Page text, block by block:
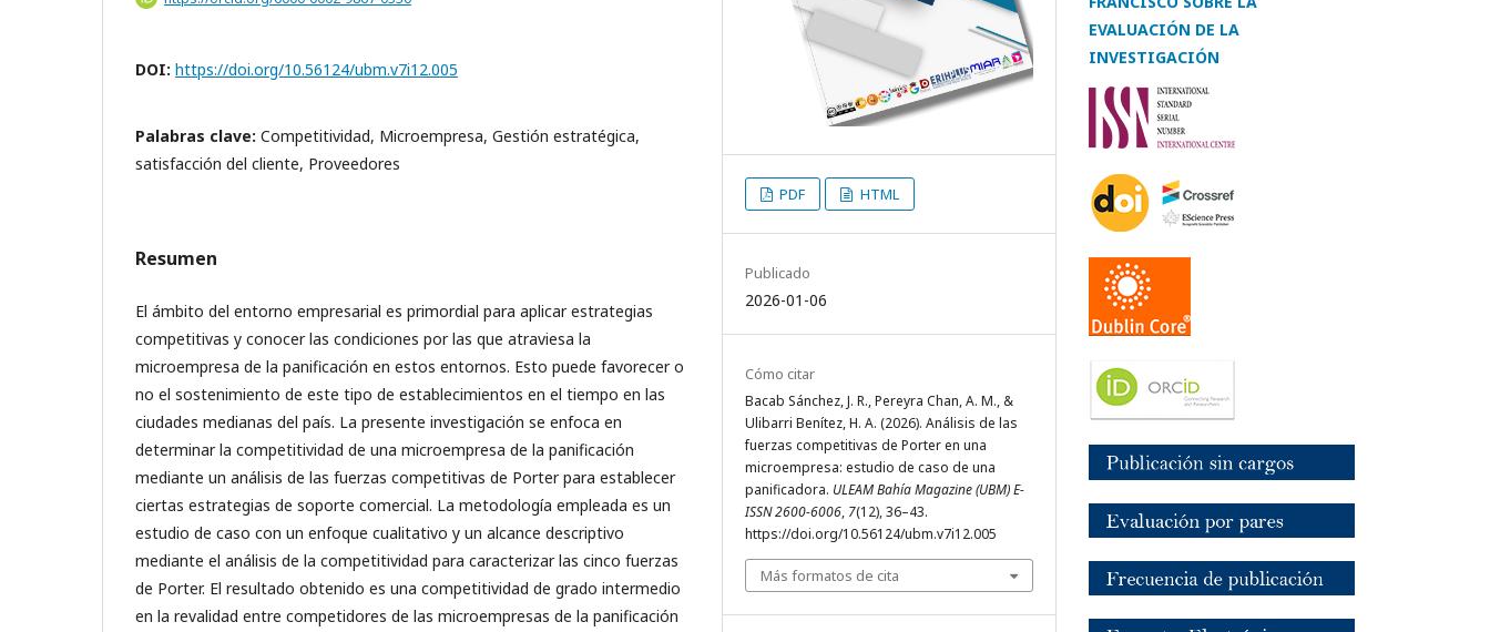
DOI: https://doi.org/10.56124/ubm.v7i12.005
Palabras clave: Competitividad, Microempresa, Gestión estratégica,
satisfacción del cliente, Proveedores
Resumen
El ámbito del entorno empresarial es primordial para aplicar estrategias
competitivas y conocer las condiciones por las que atraviesa la
microempresa de la panificación en estos entornos. Esto puede favorecer o
no el sostenimiento de este tipo de establecimientos en el tiempo en las
ciudades medianas del país. La presente investigación se enfoca en
determinar la competitividad de una microempresa de la panificación
mediante un análisis de las fuerzas competitivas de Porter para establecer
ciertas estrategias de soporte comercial. La metodología empleada es un
estudio de caso con un enfoque cualitativo y un alcance descriptivo
mediante el análisis de la competitividad para caracterizar las cinco fuerzas
de Porter. El resultado obtenido es una competitividad de grado intermedio
en la revalidad entre competidores de las microempresas de la panificación
PDF HTML
Publicado
2026-01-06
Cómo citar
Bacab Sánchez, J. R., Pereyra Chan, A. M., &
Ulibarri Benítez, H. A. (2026). Análisis de las
fuerzas competitivas de Porter en una
microempresa: estudio de caso de una
panificadora. ULEAM Bahía Magazine (UBM) E-
ISSN 2600-6006, 7(12), 36–43.
https://doi.org/10.56124/ubm.v7i12.005
Más formatos de cita
EVALUACIÓN DE LA
INVESTIGACIÓN